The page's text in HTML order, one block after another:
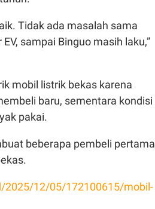
Tidak ada masalah sama
sampai Binguo masih laku,”
mobil listrik bekas karena
baru, sementara kondisi
pakai.
beberapa pembeli pertama
12/05/172100615/mobil-